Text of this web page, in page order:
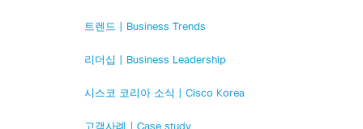
트렌드 | Business Trends
리더십 | Business Leadership
시스코 코리아 소식 | Cisco Korea
고객사례 | Case study